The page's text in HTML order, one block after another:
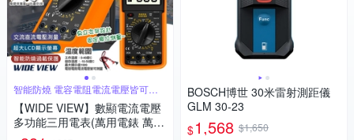
智能防燒 電容電阻電流電壓皆可測
量
【WIDE VIEW】數顯電流電壓
多功能三用電表(萬用電錶 萬能
電表 電壓表 電壓測量 電容表/D
BOSCH博世 30米雷射測距儀
GLM 30-23
$1,568 $1,650